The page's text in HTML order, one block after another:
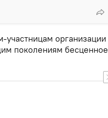
участницам организации
поколениям бесценное